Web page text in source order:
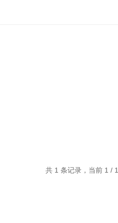
共 1 条记录，当前 1